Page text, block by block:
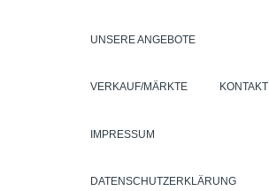
UNSERE ANGEBOTE
VERKAUF/MÄRKTE KONTAKT
IMPRESSUM
DATENSCHUTZERKLÄRUNG